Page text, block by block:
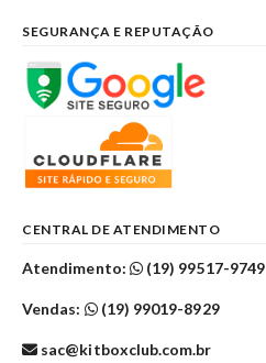
SEGURANÇA E REPUTAÇÃO
CENTRAL DE ATENDIMENTO
Atendimento: (19) 99517-9749
Vendas: (19) 99019-8929
sac@kitboxclub.com.br